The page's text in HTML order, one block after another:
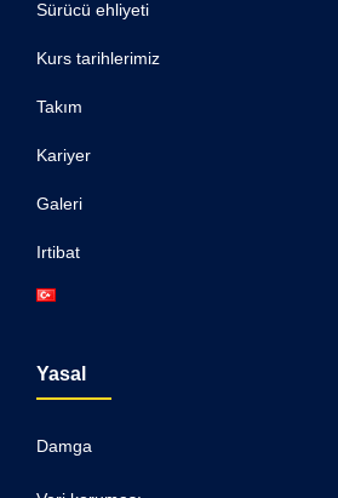
Sürücü ehliyeti
Kurs tarihlerimiz
Takım
Kariyer
Galeri
Irtibat
Yasal
Damga